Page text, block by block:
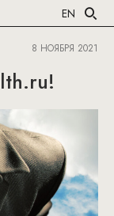
EN
8 НОЯБРЯ 2021